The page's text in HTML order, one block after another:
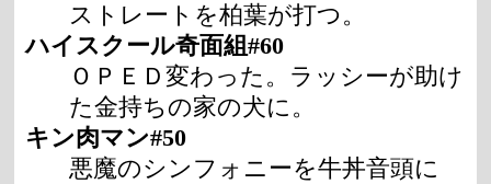
ストレートを柏葉が打つ。
ハイスクール奇面組#60
ＯＰＥＤ変わった。ラッシーが助け
た金持ちの家の犬に。
キン肉マン#50
悪魔のシンフォニーを牛丼音頭に